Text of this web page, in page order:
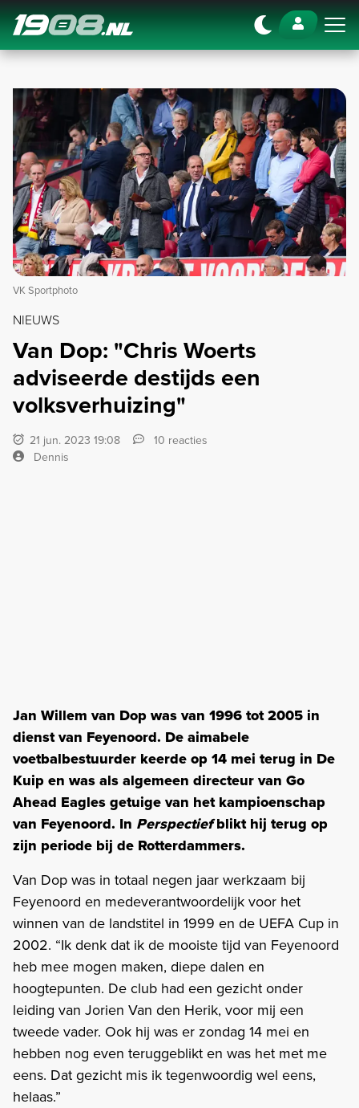
Navigation
VK Sportphoto
NIEUWS
Van Dop: "Chris Woerts
adviseerde destijds een
volksverhuizing"
21 jun. 2023 19:08
10 reacties
Dennis
Jan Willem van Dop was van 1996 tot 2005 in
dienst van Feyenoord. De aimabele
voetbalbestuurder keerde op 14 mei terug in De
Kuip en was als algemeen directeur van Go
Ahead Eagles getuige van het kampioenschap
van Feyenoord. In Perspectiefblikt hij terug op
zijn periode bij de Rotterdammers.
Van Dop was in totaal negen jaar werkzaam bij
Feyenoord en medeverantwoordelijk voor het
winnen van de landstitel in 1999 en de UEFA Cup in
2002. “Ik denk dat ik de mooiste tijd van Feyenoord
heb mee mogen maken, diepe dalen en
hoogtepunten. De club had een gezicht onder
leiding van Jorien Van den Herik, voor mij een
tweede vader. Ook hij was er zondag 14 mei en
hebben nog even teruggeblikt en was het met me
eens. Dat gezicht mis ik tegenwoordig wel eens,
helaas.”